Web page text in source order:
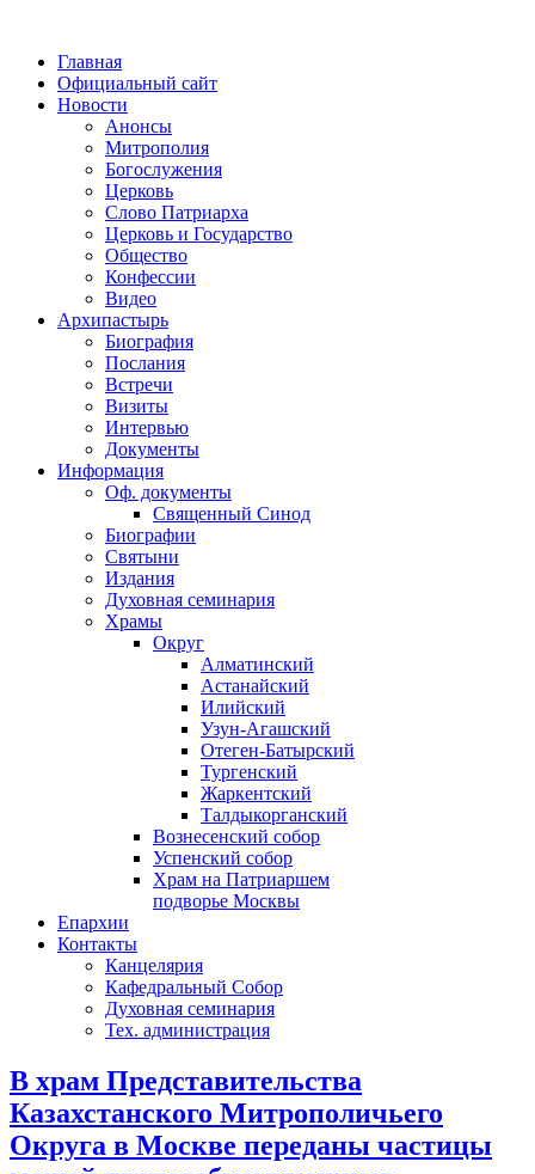
Главная
Официальный сайт
Новости
Анонсы
Митрополия
Богослужения
Церковь
Слово Патриарха
Церковь и Государство
Общество
Конфессии
Видео
Архипастырь
Биография
Послания
Встречи
Визиты
Интервью
Документы
Информация
Оф. документы
Священный Синод
Биографии
Святыни
Издания
Духовная семинария
Храмы
Округ
Алматинский
Астанайский
Илийский
Узун-Агашский
Отеген-Батырский
Тургенский
Жаркентский
Талдыкорганский
Вознесенский собор
Успенский собор
Храм на Патриаршем
подворье Москвы
Епархии
Контакты
Канцелярия
Кафедральный Собор
Духовная семинария
Тех. администрация
В храм Представительства
Казахстанского Митрополичьего
Округа в Москве переданы частицы